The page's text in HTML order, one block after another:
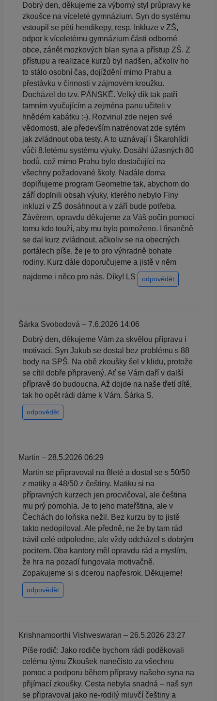
Dobrý den, děkujeme za výborný styl průpravy ke
zkoušce na víceleté gymnázium. Syn do systému
vstoupil se pěti hendikepy, resp. Inkluze v ZŠ,
odpor k víceletému gymnázium části odborné
obce, zánět mozkových blan syna a přístup ZŠ. Z
přístupu a realizace kurzů byl nadšen, ačkoliv ho
to stálo osobní čas, dojíždění mimo Prahu a
přestávku v činnosti v zájmovém kroužku.
Docházel do tzv. PÁNSKÉ. Velký dík tak patří
tamním vyučujícím a zejména panu učiteli v
hnědém kabátku :-). Rozvinul zde nejen své
vědomosti, ale především natrénovat zde sytém
jak zvládnout oba testy. A to uznávají i Škarohlídi
vůči 8.letému systému výuky. Dosáhl úžasných 80
bodů, což mimo Prahu bylo dostačující na
všechny požadované školy. Nadále doma
doplňujeme program Geometrie tak, abychom do
září doplnili obsah výuky, kterého nebylo Finy
inkluzi v ZŠ dosáhnout a v září bude potřeba.
Závěrem, opravdu děkujeme za Váš počin pomoci
tomu kdo touží, aby mu bylo pomoženo. I finančně
se dal kurz zvládnout, ačkoliv se na obecných
portálech píše, že je to pro výhradně bohate
rodiny. Kurz dále doporučujeme a jistě v něm
najdeme i něco pro nás. Díky! LS
odpovědět
Šárka Svobodová – 7.6.2026 14:06
Dobrý den, děkujeme Vám za skvělou přípravu i
motivaci. Syn Jakub se dostal bez problému s 88
body na SPŠ. Na obě zkoušky šel v klidu, protože
se cítil dobře připravený. Ať se Vám daří v další
přípravě do budoucna. Až dojde na naše třetí dítě,
tak ho opět rádi dáme k Vám. Šárka S.
odpovědět
Martin – 28.5.2026 06:29
Martin se připravoval na 8leté a dostal se s 50/50
z matiky a 48/50 z češtiny. Matiku si na
přípravných kurzech jen procvičoval, ale čeština
mu prý pomohla. Je to jeho mateřština, ale v
Čechách do loňska nežil. Bez kurzu by to jistě
takto nedopiloval. Ale předně, ne že by tam rád
trávil celé odpoledne, ale vždy odcházel s dobrým
pocitem. Oba kantory měl opravdu rád a myslím,
že hra na pozadí fungovala motivačně.
Zopakujeme si s dcerou napřesrok. Děkujeme!
odpovědět
Krishnamoorthi Vishveswaran – 26.5.2026 23:27
Píše rodič: Jako rodiče bychom rádi poděkovali
celému týmu Zkoušek nanečisto za všechnu
pomoc a podporu během přípravy našeho syna na
přijímací zkoušky. Cesta nebyla snadná – naš syn
se připravoval jako ne-rodilý mluvčí češtiny a